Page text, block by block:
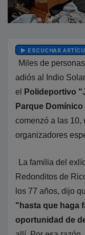
ESCUCHAR
Miles de
adiós al Indio
el
Polideportivo
Parque
comenzó a las 10,
organizadores
La familia del
Redonditos de
los 77 años, dijo
"hasta que haga
oportunidad de